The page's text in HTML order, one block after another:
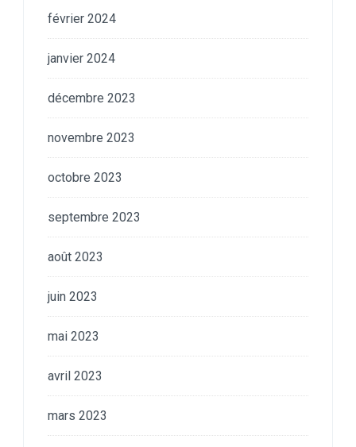
février 2024
janvier 2024
décembre 2023
novembre 2023
octobre 2023
septembre 2023
août 2023
juin 2023
mai 2023
avril 2023
mars 2023